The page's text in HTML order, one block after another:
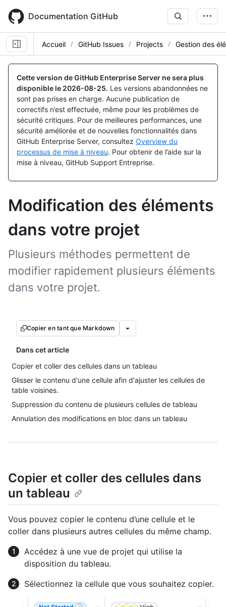
main
content
Documentation GitHub
Accueil GitHub Issues Projects Gestion des
Cette version de GitHub Enterprise Server ne sera plus
disponible le 2026-08-25. Les versions abandonnées ne
sont pas prises en charge. Aucune publication de
correctifs n’est effectuée, même pour les problèmes de
sécurité critiques. Pour de meilleures performances, une
sécurité améliorée et de nouvelles fonctionnalités dans
GitHub Enterprise Server, consultez Overview du
processus de mise à niveau. Pour obtenir de l’aide sur la
mise à niveau, GitHub Support Entreprise.
Modification des éléments
dans votre projet
Plusieurs méthodes permettent de
modifier rapidement plusieurs éléments
dans votre projet.
Copier en tant que Markdown
Dans cet article
Copier et coller des cellules dans un tableau
Glisser le contenu d'une cellule afin d'ajuster les cellules de
table voisines.
Suppression du contenu de plusieurs cellules de tableau
Annulation des modifications en bloc dans un tableau
Copier et coller des cellules dans
un tableau
Vous pouvez copier le contenu d’une cellule et le
coller dans plusieurs autres cellules du même champ.
Accédez à une vue de projet qui utilise la
disposition du tableau.
Sélectionnez la cellule que vous souhaitez copier.